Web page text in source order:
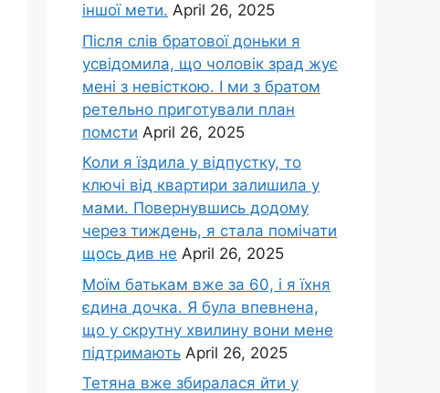
іншої мети. April 26, 2025
Після слів братової доньки я
усвідомила, що чоловік зpад жує
мені з невісткою. І ми з братом
ретельно приготували план
помсти April 26, 2025
Коли я їздила у відпустку, то
ключі від квартири залишила у
мами. Повернувшись додому
через тиждень, я стала помічати
щось див не April 26, 2025
Моїм батькам вже за 60, і я їхня
єдина дочка. Я була впевнена,
що у скрутну хвилину вони мене
підтримають April 26, 2025
Тетяна вже збиралася йти у